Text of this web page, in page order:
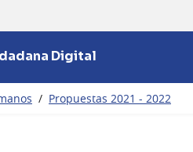
Digital
/ Propuestas 2021 - 2022